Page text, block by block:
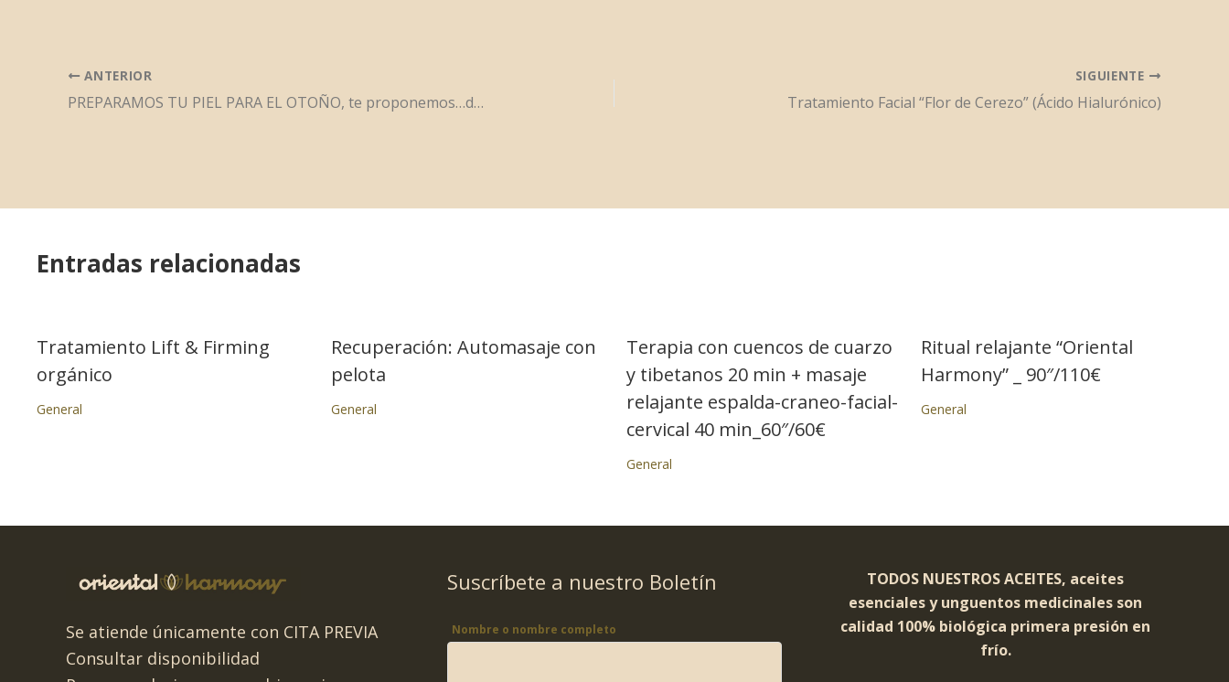
ANTERIOR
PREPARAMOS TU PIEL PARA EL OTOÑO, te proponemos…dos tratamientos faciales
SIGUIENTE
Tratamiento Facial “Flor de Cerezo” (Ácido Hialurónico)
Entradas relacionadas
Tratamiento Lift & Firming
orgánico
General
Recuperación: Automasaje con
pelota
General
Terapia con cuencos de cuarzo
y tibetanos 20 min + masaje
relajante espalda-craneo-facial-
cervical 40 min_60″/60€
General
Ritual relajante “Oriental
Harmony” _ 90″/110€
General
Se atiende únicamente con CITA PREVIA
Consultar disponibilidad
Suscríbete a nuestro Boletín
Nombre o nombre completo
TODOS NUESTROS ACEITES, aceites
esenciales y unguentos medicinales son
calidad 100% biológica primera presión en
frío.